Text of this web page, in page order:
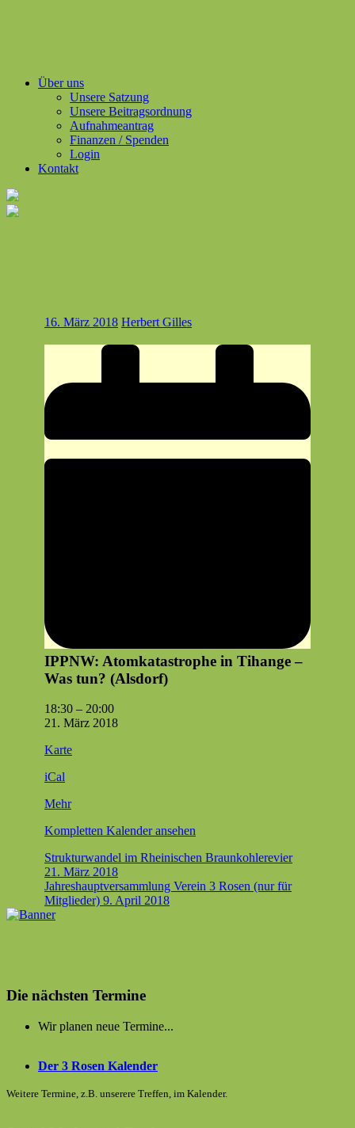
Über uns
Unsere Satzung
Unsere Beitragsordnung
Aufnahmeantrag
Finanzen / Spenden
Login
Kontakt
16. März 2018 Herbert Gilles
IPPNW: Atomkatastrophe in Tihange –
Was tun? (Alsdorf)
IPPNW:
Atom­
tro­
in
–
tun?
(Als­
dorf)
18:30 – 20:00
21. März 2018
KarteAltenheim
iCal
Mehrüber
Kom­plet­ten Kalen­der ansehen
Beitragsnavigation
Strukturwandel im Rheinischen Braunkohlerevier
21. März 2018
Jahreshauptversammlung Verein 3 Rosen (nur für
Mitglieder) 9. April 2018
Die nächsten Termine
Wir planen neue Termine...
Der 3 Rosen Kalender
Weitere Termine, z.B. unserere Treffen, im Kalender.